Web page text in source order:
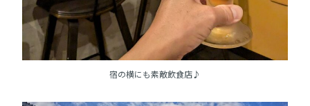
宿の横にも素敵飲食店♪